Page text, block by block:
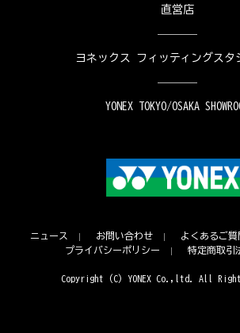
直営店
ヨネックス フィッティングスタ
YONEX TOKYO/OSAKA
ニュース お問い合わせ よくあるご質
プライバシーポリシー
特定商取引
Copyright (C) YONEX Co.,ltd. All